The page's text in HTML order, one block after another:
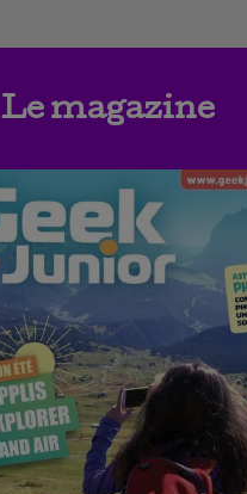
Le magazine